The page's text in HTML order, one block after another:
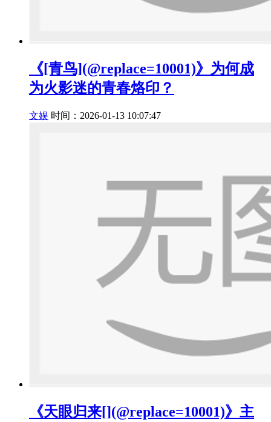
《[青鸟](@replace=10001)》为何成
为火影迷的青春烙印？
文娱 时间：2026-01-13 10:07:47
《天眼归来[](@replace=10001)》主